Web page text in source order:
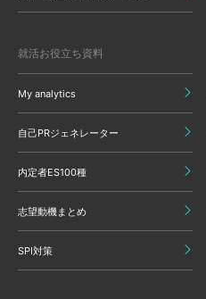
就活お役立ち資料
My analytics
自己PRジェネレーター
内定者ES100種
志望動機まとめ
SPI対策